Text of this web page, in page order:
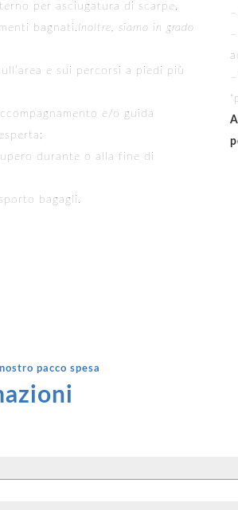
per asciugatura di scarpe,
bagnati. Inoltre, siamo in grado
e sui percorsi a piedi più
e/o guida
durante o alla fine di
bagagli.
pacco spesa